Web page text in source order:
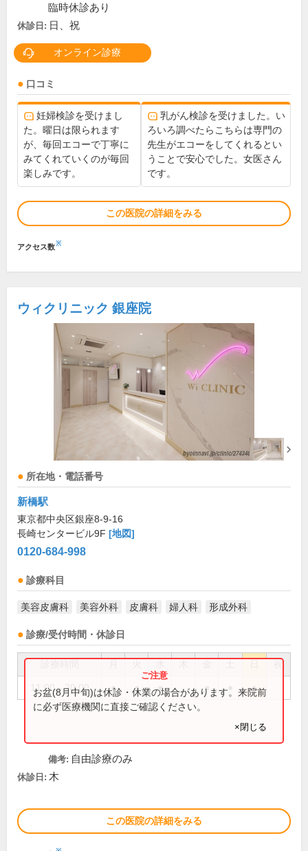
臨時休診あり
休診日: 日、祝
オンライン診療
口コミ
妊婦検診を受けまし
た。曜日は限られます
が、毎回エコーで丁寧に
みてくれていくのが毎回
楽しみです。
乳がん検診を受けました。い
ろいろ調べたらこちらは専門の
先生がエコーをしてくれるとい
うことで安心でした。女医さん
です。
この医院の詳細をみる
アクセス数※
ウィクリニック 銀座院
所在地・電話番号
新橋駅
東京都中央区銀座8-9-16
長崎センタービル9F [地図]
0120-684-998
診療科目
美容皮膚科 美容外科 皮膚科 婦人科 形成外科
診療/受付時間・休診日
祝
11:00～20:00 ● ● ● ● ●
お盆(8月中旬)は休診・休業の場合があります。来院前
に必ず医療機関に直接ご確認ください。
×閉じる
備考: 自由診療のみ
休診日: 木
この医院の詳細をみる